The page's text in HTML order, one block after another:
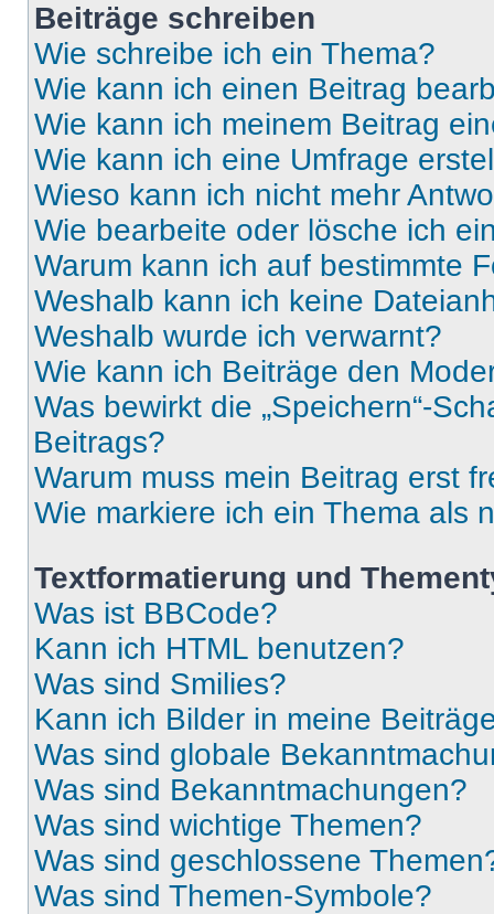
Beiträge schreiben
Wie schreibe ich ein Thema?
Wie kann ich einen Beitrag
Wie kann ich meinem Beitrag
Wie kann ich eine Umfrage
Wieso kann ich nicht mehr
Wie bearbeite oder lösche ich
Warum kann ich auf bestimmte
Weshalb kann ich keine
Weshalb wurde ich verwarnt?
Wie kann ich Beiträge den
Was bewirkt die „Speichern“-
Beitrags?
Warum muss mein Beitrag erst
Wie markiere ich ein Thema als
Textformatierung und
Was ist BBCode?
Kann ich HTML benutzen?
Was sind Smilies?
Kann ich Bilder in meine
Was sind globale
Was sind Bekanntmachungen?
Was sind wichtige Themen?
Was sind geschlossene
Was sind Themen-Symbole?